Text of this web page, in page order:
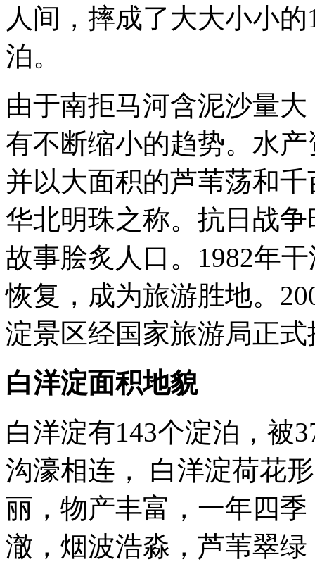
人间，摔成了大大小小
泊。
由于南拒马河含泥沙量
有不断缩小的趋势。水
并以大面积的芦苇荡和
华北明珠之称。抗日战
故事脍炙人口。1982年
恢复，成为旅游胜地。
淀景区经国家旅游局正
白洋淀面积地貌
白洋淀有143个淀泊，被
沟濠相连， 白洋淀荷花
丽，物产丰富，一年四
澈，烟波浩淼，芦苇翠